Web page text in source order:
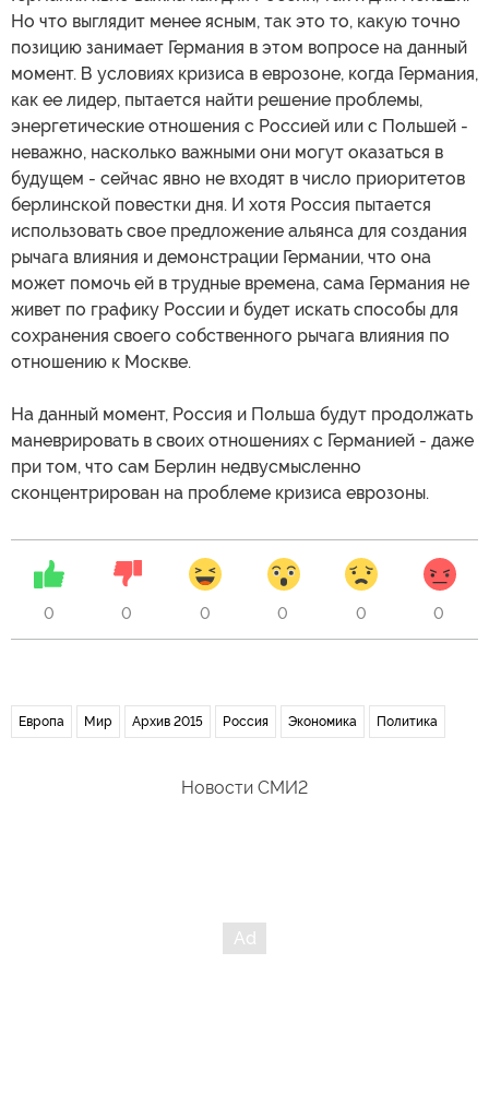
Но что выглядит менее ясным, так это то, какую точно
позицию занимает Германия в этом вопросе на данный
момент. В условиях кризиса в еврозоне, когда Германия,
как ее лидер, пытается найти решение проблемы,
энергетические отношения с Россией или с Польшей -
неважно, насколько важными они могут оказаться в
будущем - сейчас явно не входят в число приоритетов
берлинской повестки дня. И хотя Россия пытается
использовать свое предложение альянса для создания
рычага влияния и демонстрации Германии, что она
может помочь ей в трудные времена, сама Германия не
живет по графику России и будет искать способы для
сохранения своего собственного рычага влияния по
отношению к Москве.
На данный момент, Россия и Польша будут продолжать
маневрировать в своих отношениях с Германией - даже
при том, что сам Берлин недвусмысленно
сконцентрирован на проблеме кризиса еврозоны.
0 0 0 0 0 0
Европа Мир Архив 2015 Россия Экономика Политика
Новости СМИ2